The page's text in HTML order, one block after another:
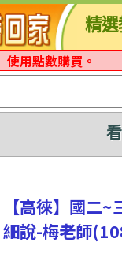
精選
用點數購買。
【高徠】國二~
細說-梅老師